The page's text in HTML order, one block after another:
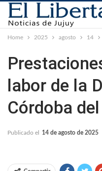
Home 2025 agosto 14
labor de la
Córdoba
Publicado el 14 de agosto de 2025